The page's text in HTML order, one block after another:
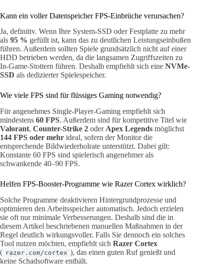
Kann ein voller Datenspeicher FPS-Einbrüche verursachen?
Ja, definitiv. Wenn Ihre System-SSD oder Festplatte zu mehr
als 95 % gefüllt ist, kann das zu deutlichen Leistungseinbußen
führen. Außerdem sollten Spiele grundsätzlich nicht auf einer
HDD betrieben werden, da die langsamen Zugriffszeiten zu
In-Game-Stottern führen. Deshalb empfiehlt sich eine NVMe-
SSD als dedizierter Spielespeicher.
Wie viele FPS sind für flüssiges Gaming notwendig?
Für angenehmes Single-Player-Gaming empfiehlt sich
mindestens 60 FPS. Außerdem sind für kompetitive Titel wie
Valorant, Counter-Strike 2 oder Apex Legends möglichst
144 FPS oder mehr ideal, sofern der Monitor die
entsprechende Bildwiederholrate unterstützt. Dabei gilt:
Konstante 60 FPS sind spielerisch angenehmer als
schwankende 40–90 FPS.
Helfen FPS-Booster-Programme wie Razer Cortex wirklich?
Solche Programme deaktivieren Hintergrundprozesse und
optimieren den Arbeitsspeicher automatisch. Jedoch erzielen
sie oft nur minimale Verbesserungen. Deshalb sind die in
diesem Artikel beschriebenen manuellen Maßnahmen in der
Regel deutlich wirkungsvoller. Falls Sie dennoch ein solches
Tool nutzen möchten, empfiehlt sich Razer Cortex
( razer.com/cortex ), das einen guten Ruf genießt und
keine Schadsoftware enthält.